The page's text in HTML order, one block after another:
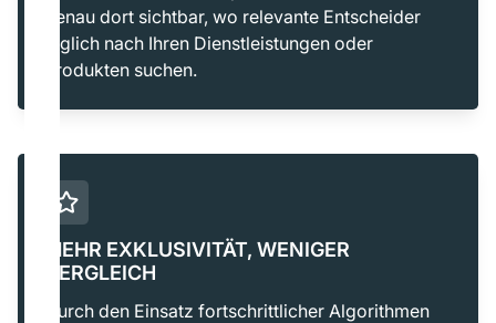
genau dort sichtbar, wo relevante Entscheider
täglich nach Ihren Dienstleistungen oder
Produkten suchen.
MEHR EXKLUSIVITÄT, WENIGER
VERGLEICH
Durch den Einsatz fortschrittlicher Algorithmen